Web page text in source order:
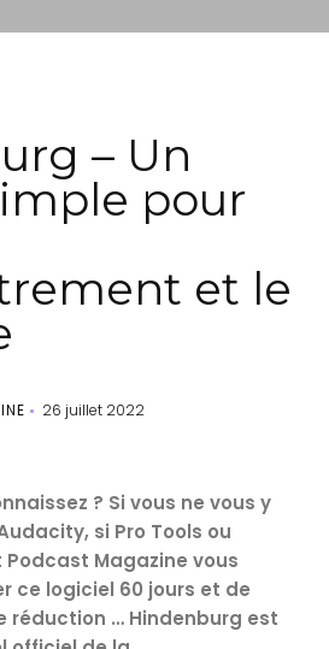
– Un
pour
et le
26 juillet 2022
? Si vous ne vous y
si Pro Tools ou
Podcast Magazine vous
ce logiciel 60 jours et de
réduction … Hindenburg est